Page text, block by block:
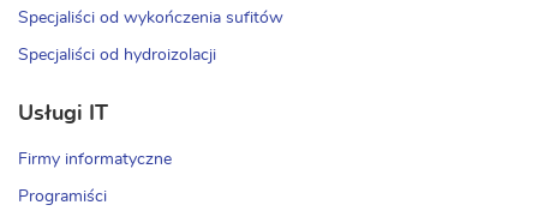
Specjaliści od wykończenia sufitów
Specjaliści od hydroizolacji
Usługi IT
Firmy informatyczne
Programiści